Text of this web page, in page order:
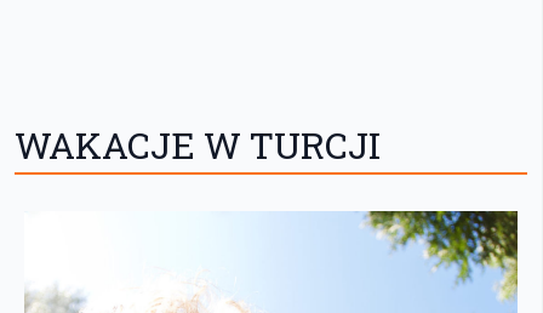
WAKACJE W TURCJI